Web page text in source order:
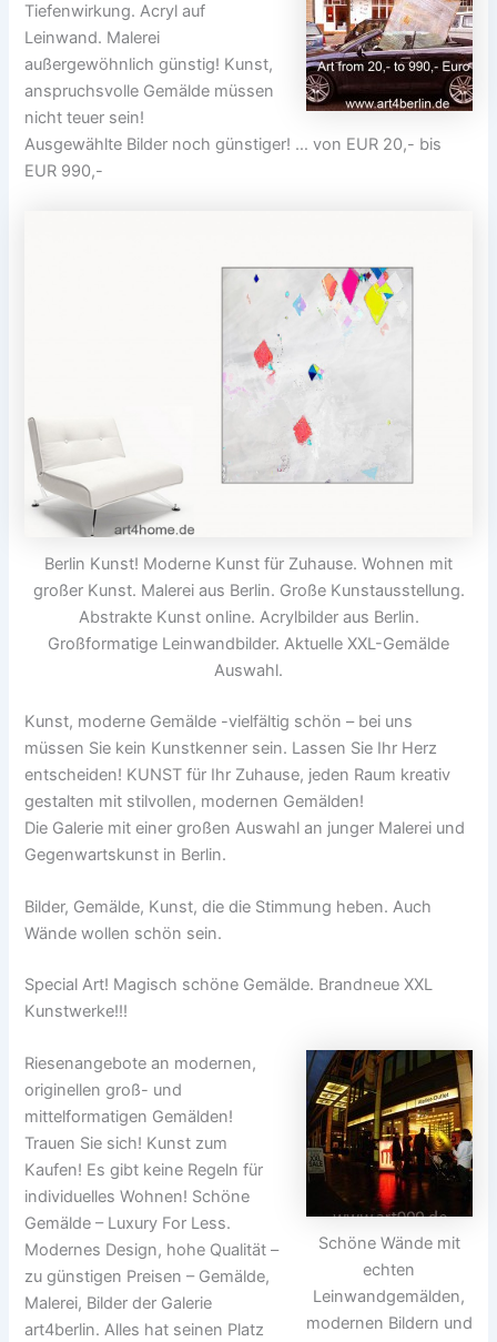
Tiefenwirkung. Acryl auf
Leinwand. Malerei
außergewöhnlich günstig! Kunst,
anspruchsvolle Gemälde müssen
nicht teuer sein!
Ausgewählte Bilder noch günstiger! … von EUR 20,- bis
EUR 990,-
Berlin Kunst! Moderne Kunst für Zuhause. Wohnen mit
großer Kunst. Malerei aus Berlin. Große Kunstausstellung.
Abstrakte Kunst online. Acrylbilder aus Berlin.
Großformatige Leinwandbilder. Aktuelle XXL-Gemälde
Auswahl.
Kunst, moderne Gemälde -vielfältig schön – bei uns
müssen Sie kein Kunstkenner sein. Lassen Sie Ihr Herz
entscheiden! KUNST für Ihr Zuhause, jeden Raum kreativ
gestalten mit stilvollen, modernen Gemälden!
Die Galerie mit einer großen Auswahl an junger Malerei und
Gegenwartskunst in Berlin.
Bilder, Gemälde, Kunst, die die Stimmung heben. Auch
Wände wollen schön sein.
Special Art! Magisch schöne Gemälde. Brandneue XXL
Kunstwerke!!!
Schöne Wände mit
echten
Leinwandgemälden,
modernen Bildern und
Riesenangebote an modernen,
originellen groß- und
mittelformatigen Gemälden!
Trauen Sie sich! Kunst zum
Kaufen! Es gibt keine Regeln für
individuelles Wohnen! Schöne
Gemälde – Luxury For Less.
Modernes Design, hohe Qualität –
zu günstigen Preisen – Gemälde,
Malerei, Bilder der Galerie
art4berlin. Alles hat seinen Platz